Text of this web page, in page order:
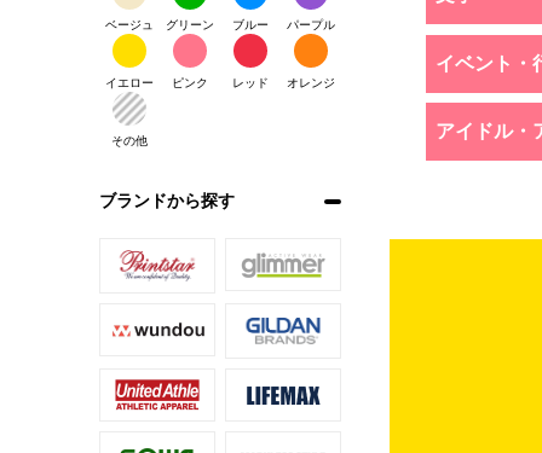
ベージュ グリーン ブルー パープル
イエロー ピンク レッド オレンジ
その他
ブランドから探す
イベント・
アイドル・